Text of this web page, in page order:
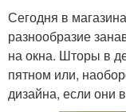
Сегодня в
разнообразие
на окна. Шторы в
пятном или,
дизайна, если они